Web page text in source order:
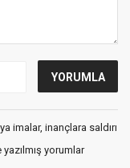
imalar, inançlara saldırı
yorumlar